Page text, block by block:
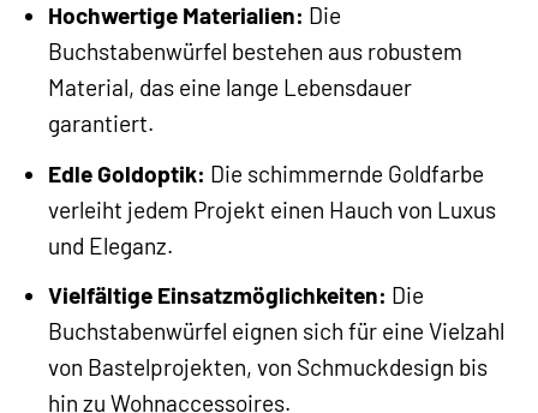
Hochwertige Materialien: Die
Buchstabenwürfel bestehen aus robustem
Material, das eine lange Lebensdauer
garantiert.
Edle Goldoptik: Die schimmernde Goldfarbe
verleiht jedem Projekt einen Hauch von Luxus
und Eleganz.
Vielfältige Einsatzmöglichkeiten: Die
Buchstabenwürfel eignen sich für eine Vielzahl
von Bastelprojekten, von Schmuckdesign bis
hin zu Wohnaccessoires.